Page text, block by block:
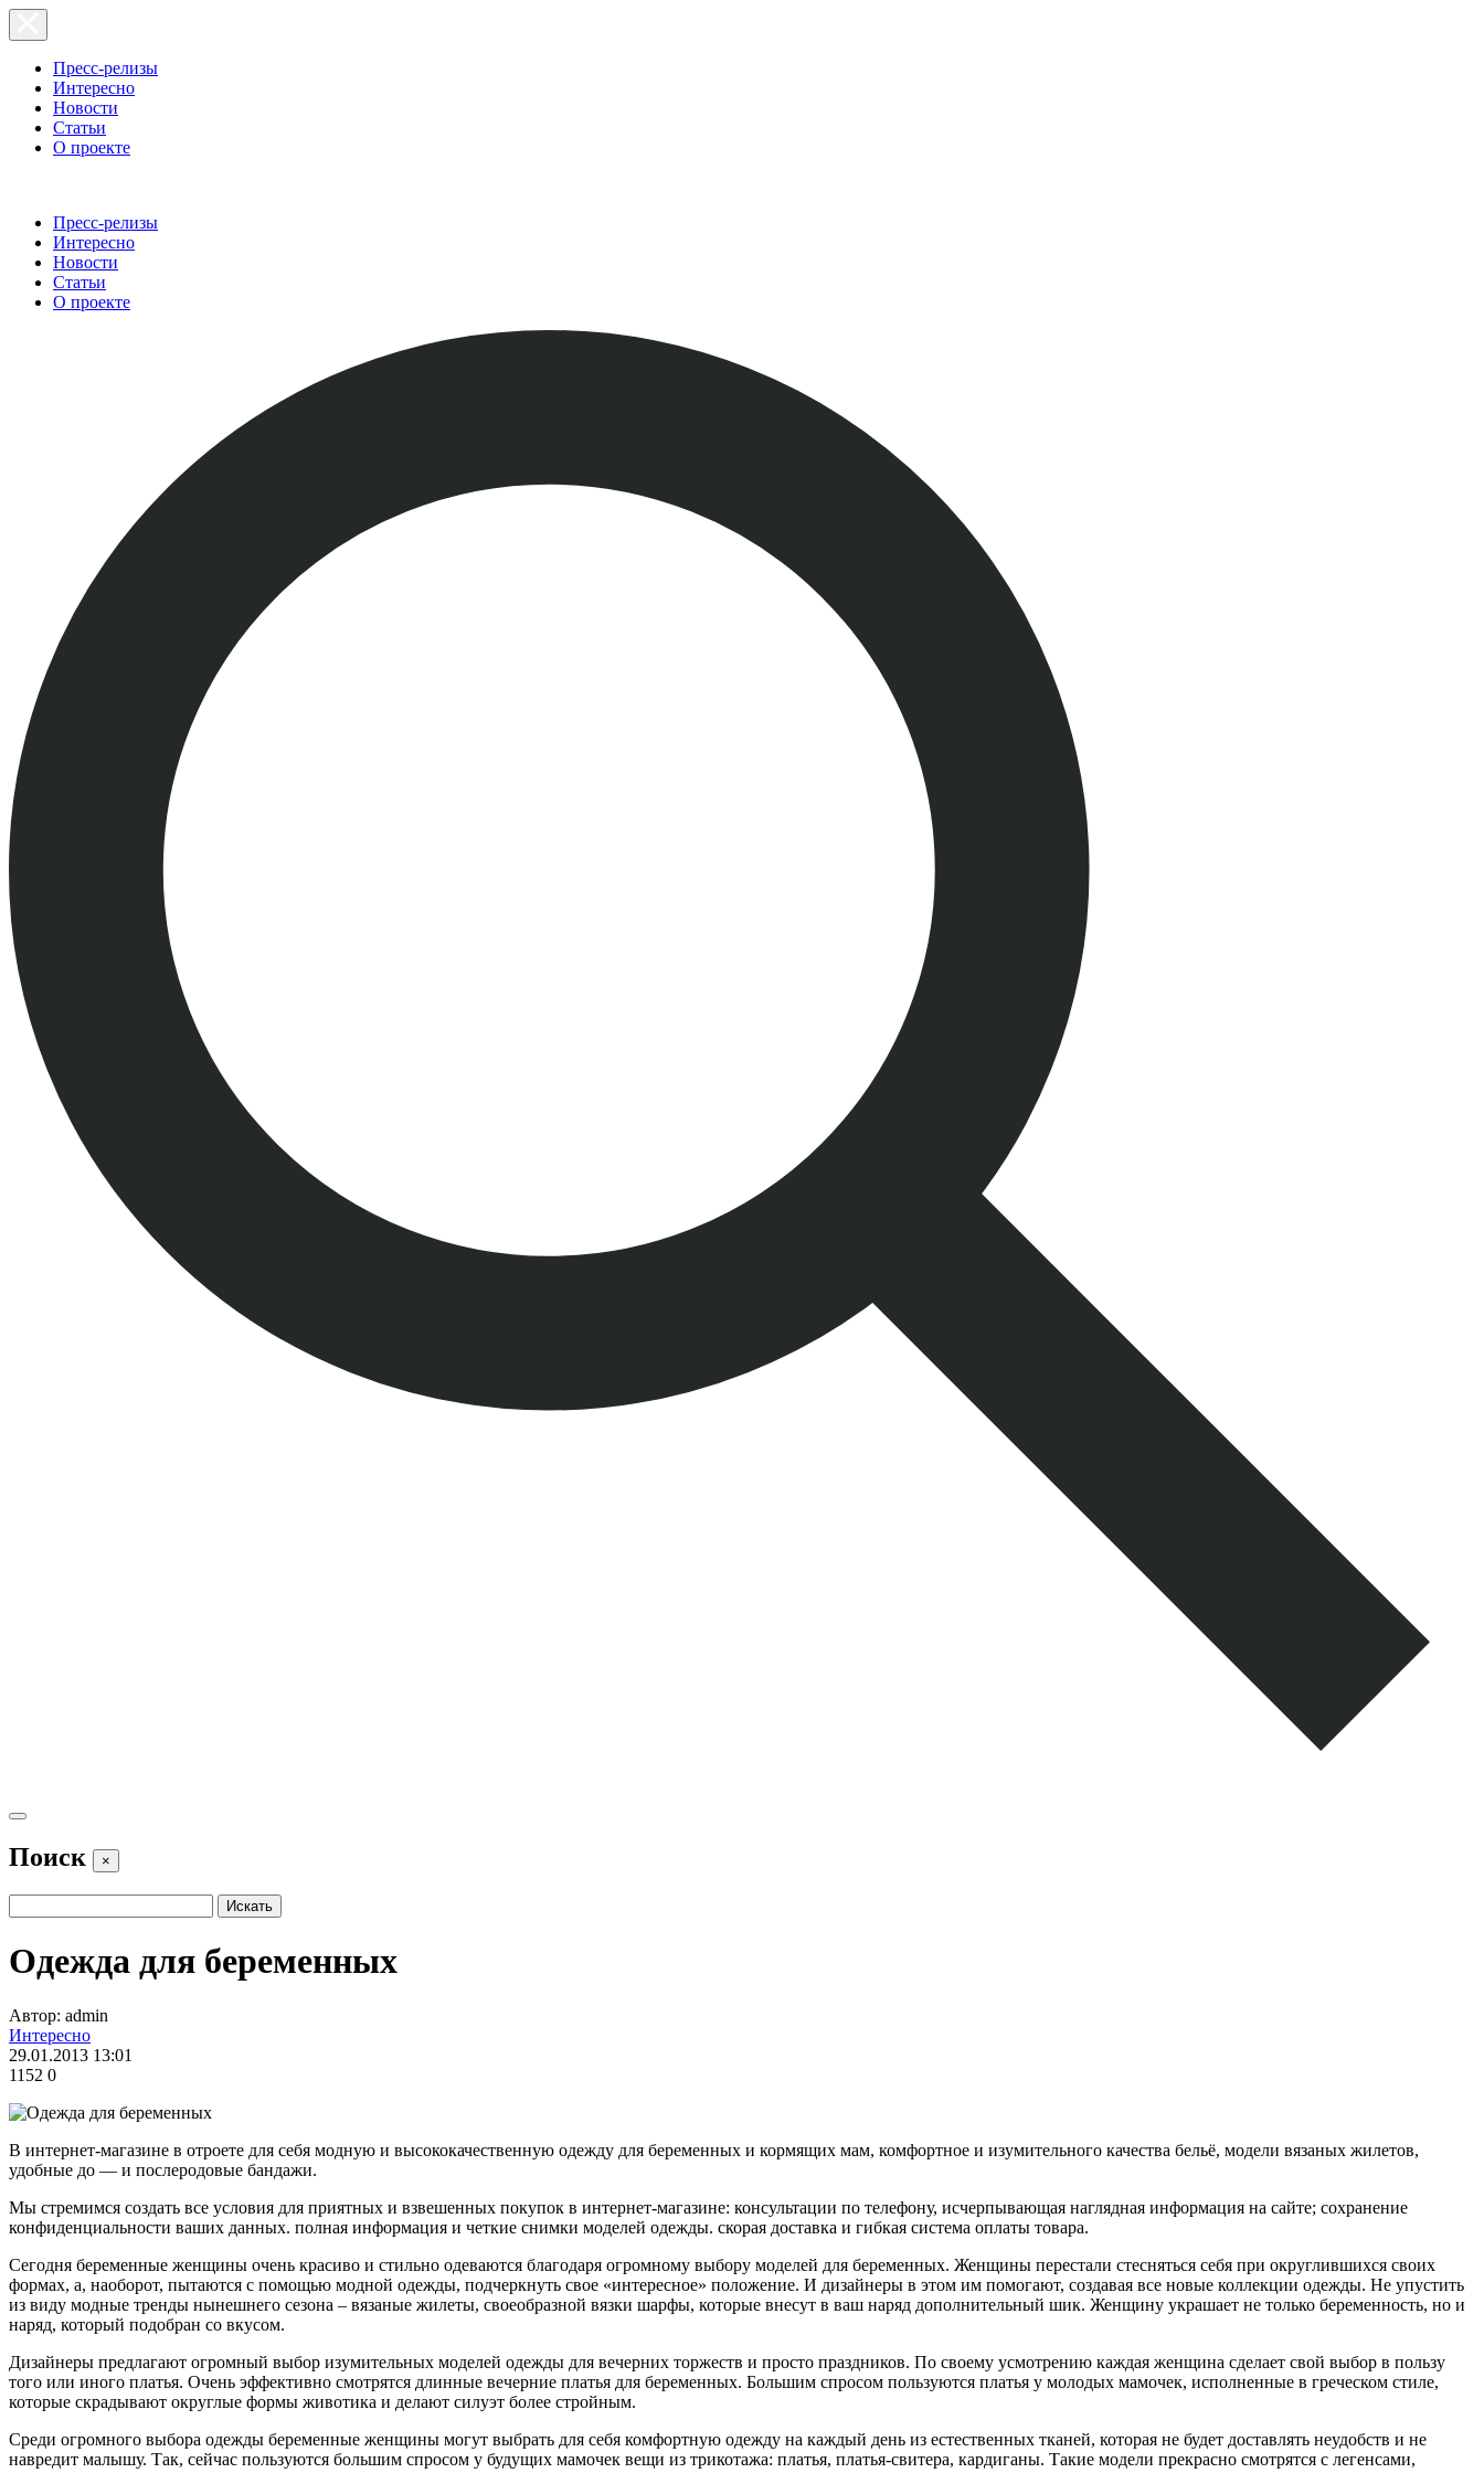
Пресс-релизы
Интересно
Новости
Статьи
О проекте
Пресс-релизы
Интересно
Новости
Статьи
О проекте
Поиск ×
Одежда для беременных
Автор: admin
Интересно
29.01.2013 13:01
1152 0
В интернет-магазине в отроете для себя модную и высококачественную одежду для беременных и кормящих мам, комфортное и изумительного качества бельё, модели вязаных жилетов,
удобные до — и послеродовые бандажи.
Мы стремимся создать все условия для приятных и взвешенных покупок в интернет-магазине: консультации по телефону, исчерпывающая наглядная информация на сайте; сохранение
конфиденциальности ваших данных. полная информация и четкие снимки моделей одежды. скорая доставка и гибкая система оплаты товара.
Сегодня беременные женщины очень красиво и стильно одеваются благодаря огромному выбору моделей для беременных. Женщины перестали стесняться себя при округлившихся своих
формах, а, наоборот, пытаются с помощью модной одежды, подчеркнуть свое «интересное» положение. И дизайнеры в этом им помогают, создавая все новые коллекции одежды. Не упустить
из виду модные тренды нынешнего сезона – вязаные жилеты, своеобразной вязки шарфы, которые внесут в ваш наряд дополнительный шик. Женщину украшает не только беременность, но и
наряд, который подобран со вкусом.
Дизайнеры предлагают огромный выбор изумительных моделей одежды для вечерних торжеств и просто праздников. По своему усмотрению каждая женщина сделает свой выбор в пользу
того или иного платья. Очень эффективно смотрятся длинные вечерние платья для беременных. Большим спросом пользуются платья у молодых мамочек, исполненные в греческом стиле,
которые скрадывают округлые формы животика и делают силуэт более стройным.
Среди огромного выбора одежды беременные женщины могут выбрать для себя комфортную одежду на каждый день из естественных тканей, которая не будет доставлять неудобств и не
навредит малышу. Так, сейчас пользуются большим спросом у будущих мамочек вещи из трикотажа: платья, платья-свитера, кардиганы. Такие модели прекрасно смотрятся с легенсами,